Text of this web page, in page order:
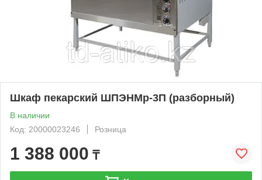
Шкаф пекарский ШПЭНМр-3П (разборный)
В наличии
Код: 20000023246
Розница
1 388 000 ₸